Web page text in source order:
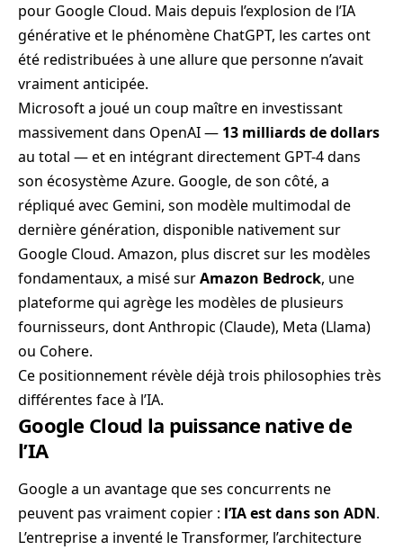
pour Google Cloud. Mais depuis l’explosion de l’IA
générative et le phénomène ChatGPT, les cartes ont
été redistribuées à une allure que personne n’avait
vraiment anticipée.
Microsoft a joué un coup maître en investissant
massivement dans OpenAI — 13 milliards de dollars
au total — et en intégrant directement GPT-4 dans
son écosystème Azure. Google, de son côté, a
répliqué avec Gemini, son modèle multimodal de
dernière génération, disponible nativement sur
Google Cloud. Amazon, plus discret sur les modèles
fondamentaux, a misé surAmazon Bedrock, une
plateforme qui agrège les modèles de plusieurs
fournisseurs, dont Anthropic (Claude), Meta (Llama)
ou Cohere.
Ce positionnement révèle déjà trois philosophies très
différentes face à l’IA.
Google Cloud la puissance native de
l’IA
Google a un avantage que ses concurrents ne
peuvent pas vraiment copier : l’IA est dans son ADN.
L’entreprise a inventé le Transformer, l’architecture